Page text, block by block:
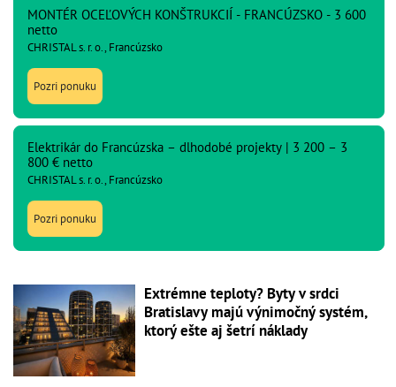
MONTÉR OCEĽOVÝCH KONŠTRUKCIÍ - FRANCÚZSKO - 3 600
netto
CHRISTAL s. r. o., Francúzsko
Pozri ponuku
Elektrikár do Francúzska – dlhodobé projekty | 3 200 – 3
800 € netto
CHRISTAL s. r. o., Francúzsko
Pozri ponuku
Extrémne teploty? Byty v srdci
Bratislavy majú výnimočný systém,
ktorý ešte aj šetrí náklady